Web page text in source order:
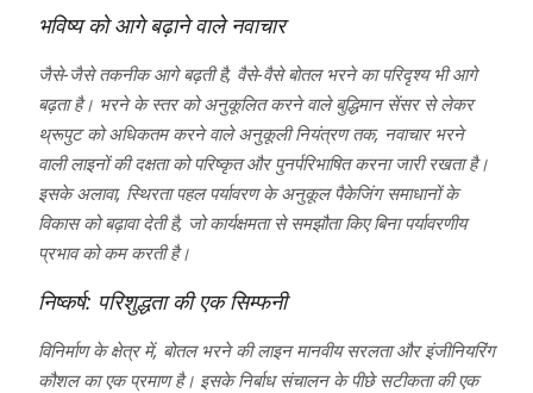
भविष्य को आगे बढ़ाने वाले नवाचार
जैसे-जैसे तकनीक आगे बढ़ती है, वैसे-वैसे बोतल भरने का परिदृश्य भी आगे
बढ़ता है। भरने के स्तर को अनुकूलित करने वाले बुद्धिमान सेंसर से लेकर
थ्रूपुट को अधिकतम करने वाले अनुकूली नियंत्रण तक, नवाचार भरने
वाली लाइनों की दक्षता को परिष्कृत और पुनर्परिभाषित करना जारी रखता है।
इसके अलावा, स्थिरता पहल पर्यावरण के अनुकूल पैकेजिंग समाधानों के
विकास को बढ़ावा देती है, जो कार्यक्षमता से समझौता किए बिना पर्यावरणीय
प्रभाव को कम करती है।
निष्कर्ष: परिशुद्धता की एक सिम्फनी
विनिर्माण के क्षेत्र में, बोतल भरने की लाइन मानवीय सरलता और इंजीनियरिंग
कौशल का एक प्रमाण है। इसके निर्बाध संचालन के पीछे सटीकता की एक